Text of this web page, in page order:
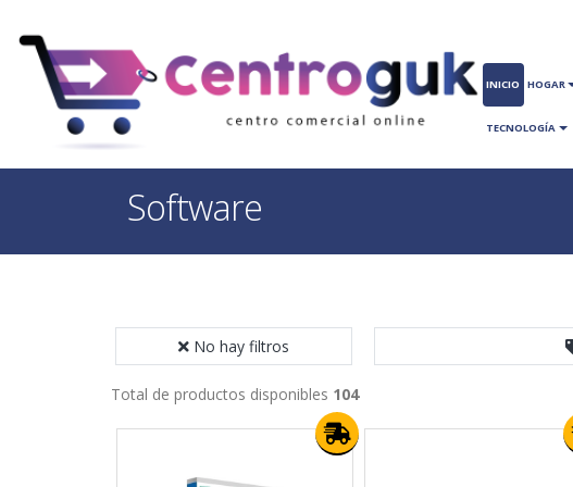
INICIO HOGAR
TECNOLOGÍA
Software
No hay filtros
Total de productos disponibles 104